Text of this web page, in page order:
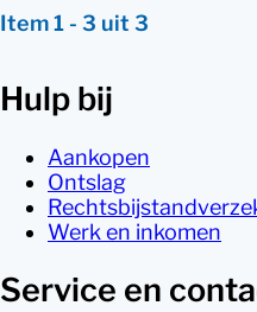
Item1 - 3 uit 3
Hulp bij
Aankopen
Ontslag
Werk en inkomen
Service en